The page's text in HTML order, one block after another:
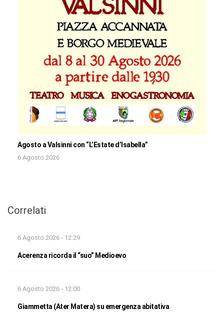
Agosto a Valsinni con “L’Estate d’Isabella”
6 Agosto 2026
Correlati
6 Agosto 2026 - 12:29
Acerenza ricorda il “suo” Medioevo
6 Agosto 2026 - 12:00
Giammetta (Ater Matera) su emergenza abitativa